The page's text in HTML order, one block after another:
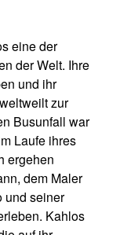
eine der
der Welt. Ihre
und ihr
zur
Busunfall war
Laufe ihres
ergehen
dem Maler
und seiner
Kahlos